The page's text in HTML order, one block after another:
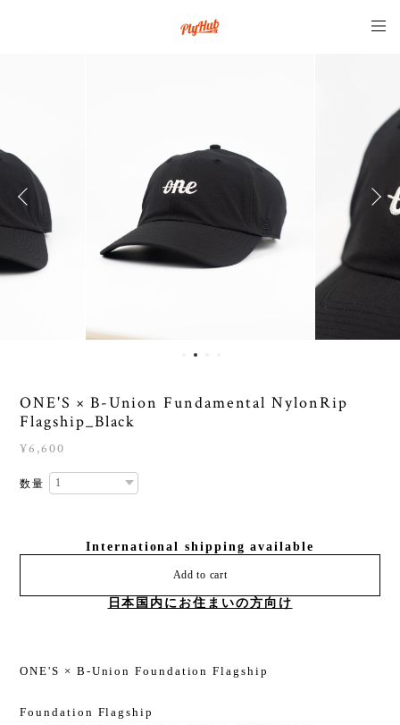
ONE'S × B-Union Fundamental NylonRip
Flagship_Black
¥6,600
数量
International shipping available
Add to cart
日本国内にお住まいの方向け
ONE'S × B-Union Foundation Flagship
Foundation Flagship